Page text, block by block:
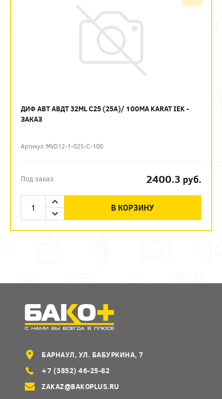
ДИФ АВТ АВДТ 32ML C25 (25А)/ 100МА KARAT IEK -
ЗАКАЗ
Артикул: MVD12-1-025-C-100
Под заказ 2400.3 руб.
В КОРЗИНУ
БАРНАУЛ, УЛ. БАБУРКИНА, 7
+7 (3852) 46-25-82
ZAKAZ@BAKOPLUS.RU